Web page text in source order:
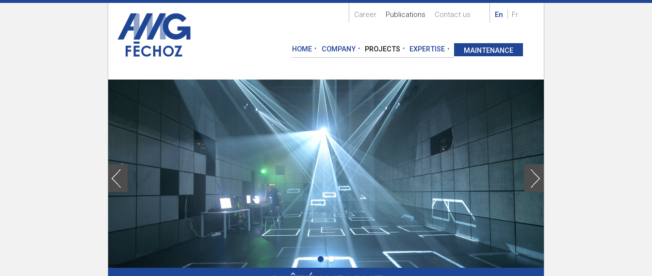
Career Publications Contact us En Fr
HOME COMPANY PROJECTS EXPERTISE MAINTENANCE
1 2